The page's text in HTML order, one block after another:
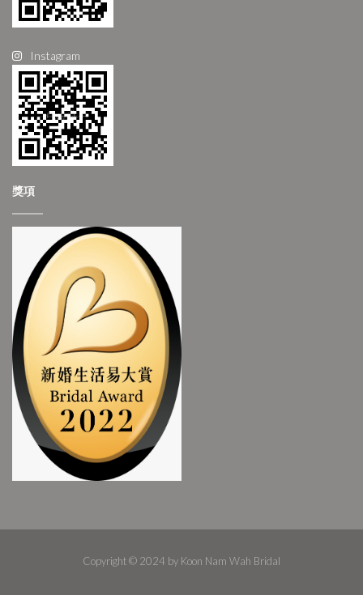
Instagram
獎項
Copyright © 2024 by Koon Nam Wah Bridal